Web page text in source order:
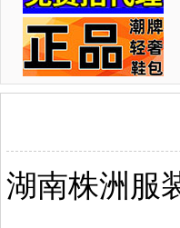
湖南株洲 服